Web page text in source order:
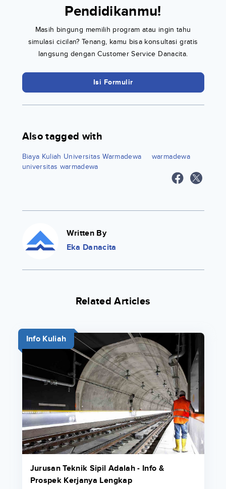
Pendidikanmu!
Masih bingung memilih program atau ingin tahu
simulasi cicilan? Tenang, kamu bisa konsultasi gratis
langsung dengan Customer Service Danacita.
Isi Formulir
Also tagged with
Biaya Kuliah Universitas Warmadewa
warmadewa
universitas warmadewa
Written By
Eka Danacita
Related Articles
Info Kuliah
Jurusan Teknik Sipil Adalah - Info &
Prospek Kerjanya Lengkap